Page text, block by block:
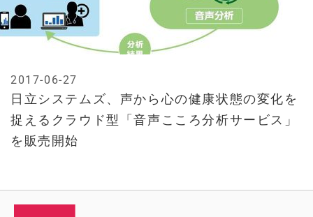
日立システムズ、声から心の健康状態の変化を
捉えるクラウド型「音声こころ分析サービス」
を販売開始
2017-06-27